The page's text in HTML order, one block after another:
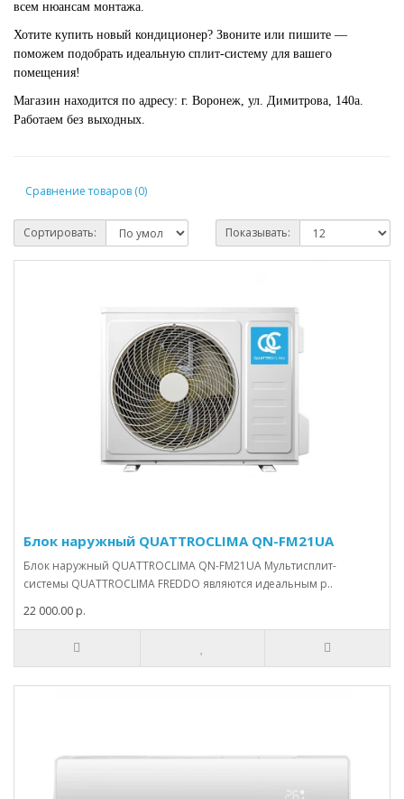
всем нюансам монтажа.
Хотите купить новый кондиционер? Звоните или пишите —
поможем подобрать идеальную сплит-систему для вашего
помещения!
Магазин находится по адресу: г. Воронеж, ул. Димитрова, 140а.
Работаем без выходных.
Сравнение товаров (0)
Сортировать: Показывать:
Блок наружный QUATTROCLIMA QN-FM21UA
Блок наружный QUATTROCLIMA QN-FM21UA Мультисплит-
системы QUATTROCLIMA FREDDO являются идеальным р..
22 000.00 р.